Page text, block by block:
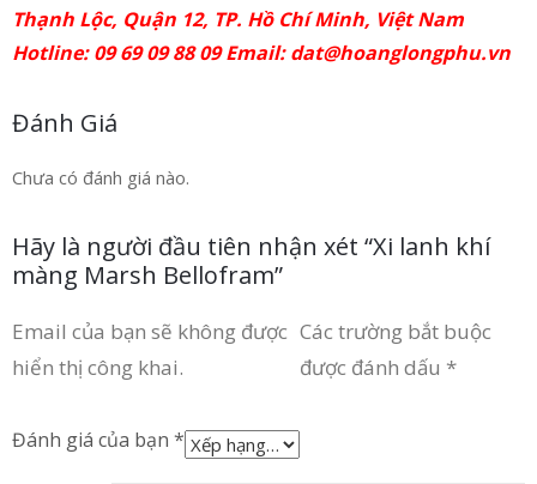
Thạnh Lộc, Quận 12, TP. Hồ Chí Minh, Việt Nam
Hotline: 09 69 09 88 09 Email:dat@hoanglongphu.vn
Đánh Giá
Chưa có đánh giá nào.
Hãy là người đầu tiên nhận xét “Xi lanh khí
màng Marsh Bellofram”
Email của bạn sẽ không được
hiển thị công khai.
Các trường bắt buộc
được đánh dấu *
Đánh giá của bạn *